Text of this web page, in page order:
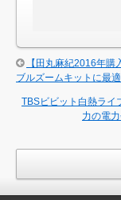
【田丸麻紀2016年
ブルズームキットに最
TBSビビット白熱ライ
力の電